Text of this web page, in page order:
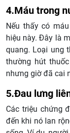
4.Máu trong
Nếu thấy có
hiệu này. Đây là
quang. Loại ung
thường hút
nhưng giờ đã cai
5.Đau lưng
Các triệu chứng
đến khi nó lan